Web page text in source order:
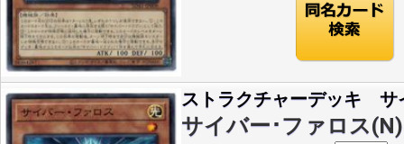
ストラクチャーデッキ サ
サイバー･ファロス